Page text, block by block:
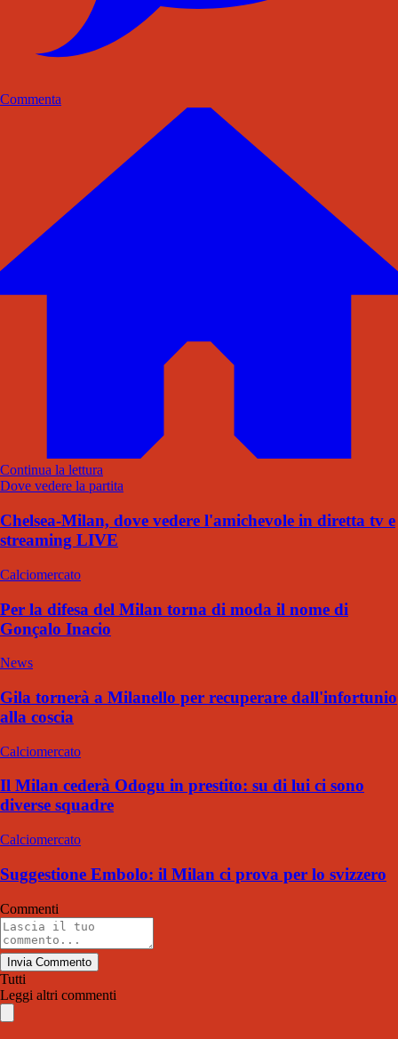
Commenta
Continua la lettura
Dove vedere la partita
Chelsea-Milan, dove vedere l'amichevole in diretta tv e
streaming LIVE
Calciomercato
Per la difesa del Milan torna di moda il nome di
Gonçalo Inacio
News
Gila tornerà a Milanello per recuperare dall'infortunio
alla coscia
Calciomercato
Il Milan cederà Odogu in prestito: su di lui ci sono
diverse squadre
Calciomercato
Suggestione Embolo: il Milan ci prova per lo svizzero
Commenti
Invia Commento
Tutti
Leggi altri commenti